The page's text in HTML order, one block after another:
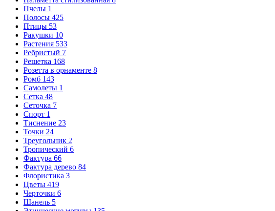
Пчелы 1
Полосы 425
Птицы 53
Ракушки 10
Растения 533
Ребристый 7
Решетка 168
Розетта в орнаменте 8
Ромб 143
Самолеты 1
Сетка 48
Сеточка 7
Спорт 1
Тиснение 23
Точки 24
Треугольник 2
Тропический 6
Фактура 66
Фактура дерево 84
Флористика 3
Цветы 419
Черточки 6
Шанель 5